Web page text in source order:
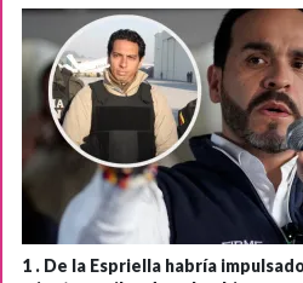
1 . De la Espriella habría